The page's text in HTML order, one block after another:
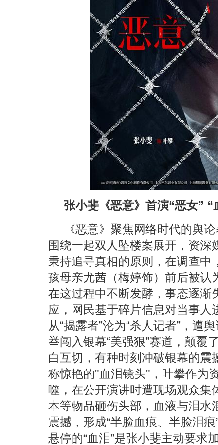
张小斐《恶意》首演“恶女”
《恶意》聚焦网络时代的舆
围绕一起双人坠楼案展开，资
秉持追寻真相的原则，在调查中
孩母亲尤茜（梅婷饰）前后被认
在这过程中不断发酵，事态逐渐
应，网民基于碎片信息对当事人
从“揭露者”沦为“杀人记者”，遭
举闯入银幕“美强狠”赛道，颠覆
白互切，有种时刻冲破银幕的震
称惊艳的"血泪镜头"，叶攀作为
噬，在公开演讲时遭现场观众集
本等物品砸伤头部，血液与泪水
震撼，形成“半脸血痕、半脸泪
悬停的“血泪”是张小斐主动要求